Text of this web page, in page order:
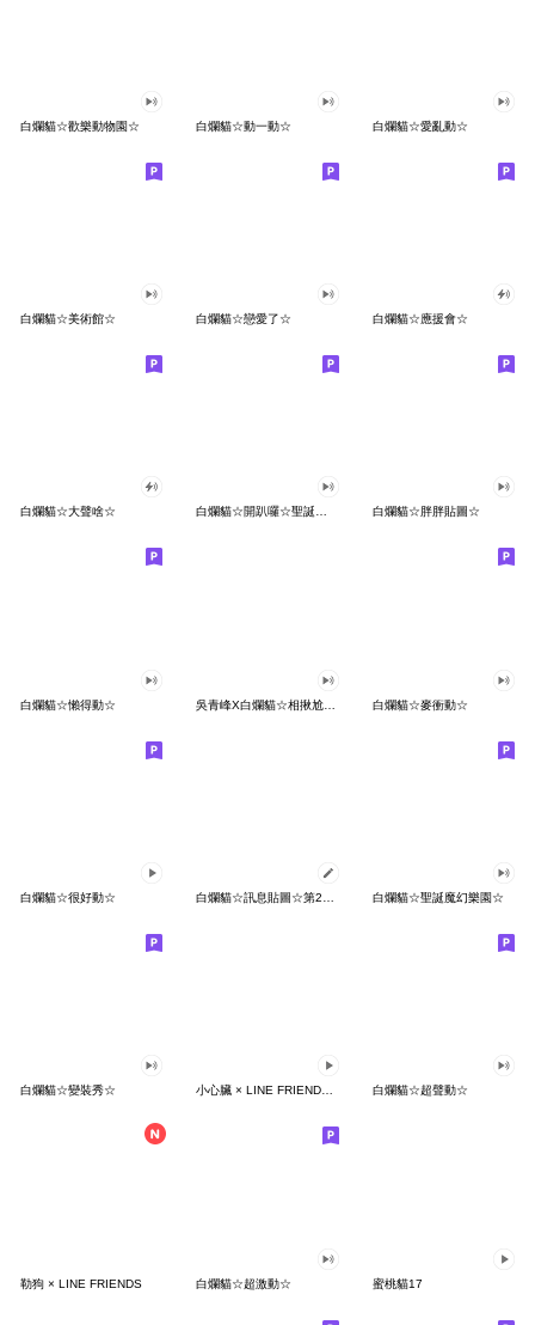
白爛貓☆歡樂動物園☆ 白爛貓☆動一動☆ 白爛貓☆愛亂動☆
白爛貓☆美術館☆ 白爛貓☆戀愛了☆ 白爛貓☆應援會☆
白爛貓☆大聲啥☆ 白爛貓☆開趴囉☆聖誕貼圖 白爛貓☆胖胖貼圖☆
白爛貓☆懶得動☆ 白爛貓☆麥衝動☆
白爛貓☆很好動☆ 白爛貓☆聖誕魔幻樂園☆
白爛貓☆變裝秀☆ 小心臟 × LINE FRIENDS 快樂跳舞 白爛貓☆超聲動☆
勒狗 × LINE FRIENDS 白爛貓☆超激動☆ 蜜桃貓17